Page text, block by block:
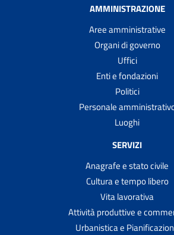
AMMINISTRAZIONE
Aree amministrative
Organi di governo
Uffici
Enti e fondazioni
Politici
Personale
Luoghi
SERVIZI
Anagrafe e stato civile
Cultura e tempo libero
Vita lavorativa
Attività produttive e
Urbanistica e